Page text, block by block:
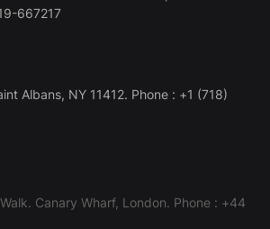
667217
Albans, NY 11412. Phone : +1 (718)
Canary Wharf, London. Phone : +44